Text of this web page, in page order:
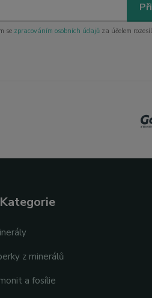
se zpracováním osobních údajůza účelem
Kategorie
z minerálů
a fosílie